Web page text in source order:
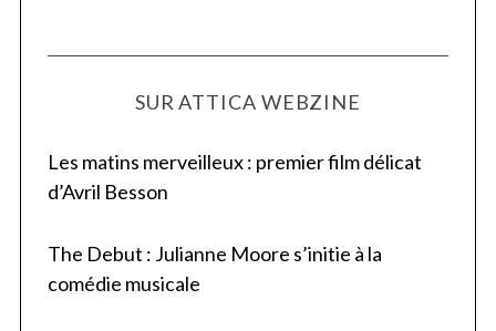
SUR ATTICA WEBZINE
Les matins merveilleux : premier film délicat
d’Avril Besson
The Debut : Julianne Moore s’initie à la
comédie musicale